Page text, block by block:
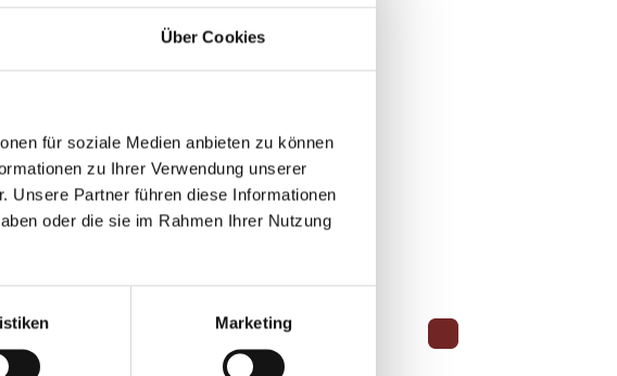
Über Cookies
für soziale Medien anbieten zu können
zu Ihrer Verwendung unserer
Unsere Partner führen diese Informationen
oder die sie im Rahmen Ihrer Nutzung
Marketing
1